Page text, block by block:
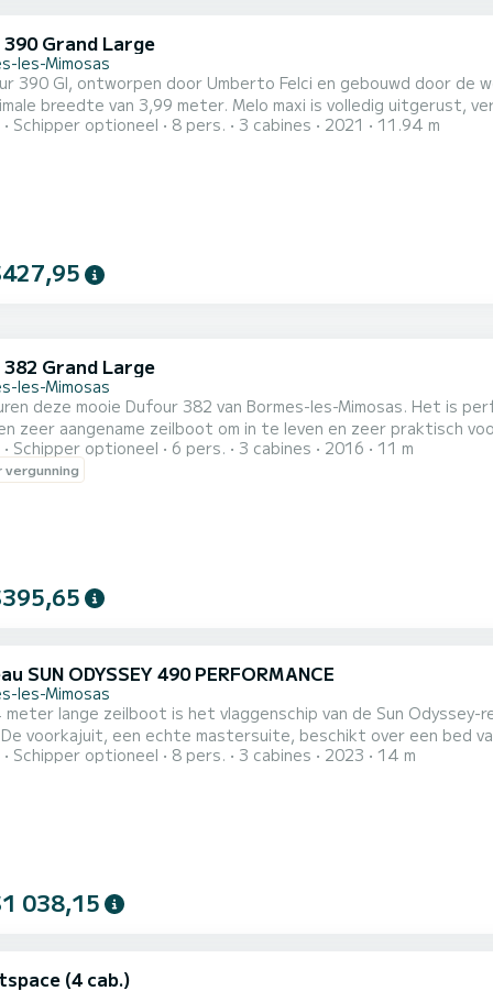
Grand Large
les-Mimosas
390 Gl, ontworpen door Umberto Felci en gebouwd door
meter. Melo maxi is volledig uitgerust, vertrek vanuit Bormes-les-Mimosas, een droomstart voor uw
vakantie en vaartochten. We kijken ernaar uit u aan boord te zien
Schipper optioneel 8 pers. 3 cabines 2021 11.94 m
Grand Large
les-Mimosas
mooie Dufour 382 van Bormes-les-Mimosas. Het is perfect onderhouden en volledig uitgerust voor navigatie.
zeer aangename zeilboot om in te leven en zeer praktisch
Schipper optioneel 6 pers. 3 cabines 2016 11 m
vergunning
SUN ODYSSEY 490 PERFORMANCE
les-Mimosas
meter lange zeilboot is het vlaggenschip van de Sun
De voorkajuit, een echte mastersuite, beschikt over een bed
een middenkast met boekenkast en ingebouwde televisie
Schipper optioneel 8 pers. 3 cabines 2023 14 m
038,15
(4 cab.)